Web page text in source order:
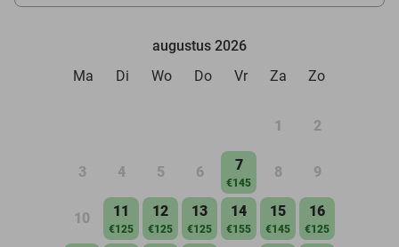
augustus 2026
Ma
Di Wo Do Vr Za Zo
1 2
3 4 5 6 7
€145
8 9
10 11
€125
12
€125
13
€125
14
€155
15
€145
16
€125